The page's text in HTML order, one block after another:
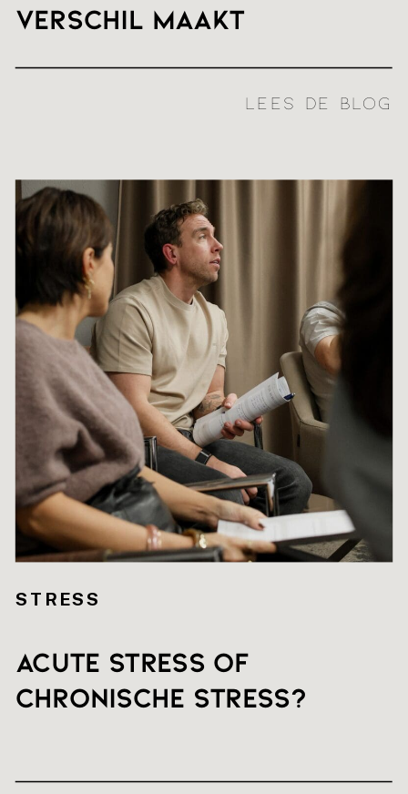
LEES DE BLOG
verschil maakt
Acute stress of
chronische stress?
STRESS